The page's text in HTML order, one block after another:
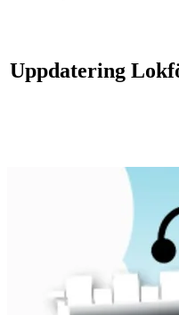
Uppdatering